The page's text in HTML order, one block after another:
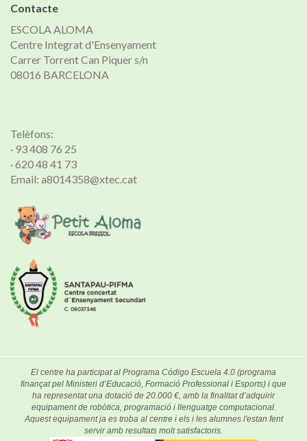
Contacte
ESCOLA ALOMA
Centre Integrat d'Ensenyament
Carrer Torrent Can Piquer s/n
08016 BARCELONA
Telèfons:
· 93 408 76 25
· 620 48 41 73
Email: a8014358@xtec.cat
El centre ha participat al Programa Código Escuela 4.0 (programa
finançat pel Ministeri d’Educació, Formació Professional i Esports) i que
ha representat una dotació de 20.000 €, amb la finalitat d’adquirir
equipament de robòtica, programació i llenguatge computacional.
Aquest equipament ja es troba al centre i els i les alumnes l'estan fent
servir amb resultats molt satisfactoris.